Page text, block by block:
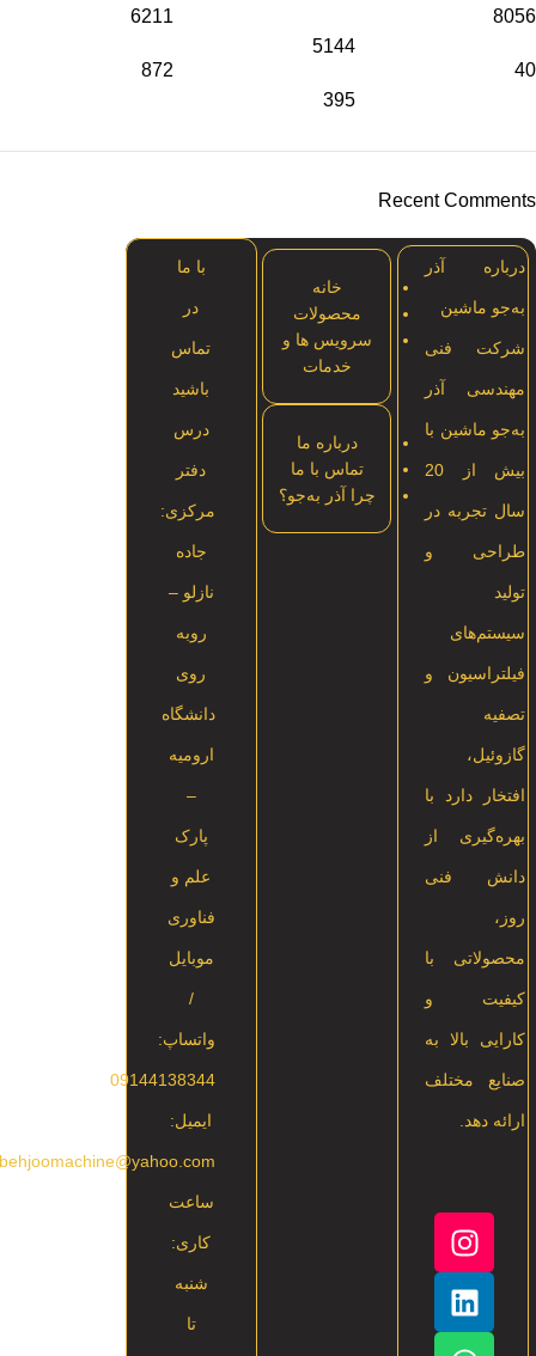
8056
40
5144
395
6211
872
Recent Comments
درباره آذر
به‌جو ماشین
شرکت فنی
مهندسی آذر
به‌جو ماشین با
بیش از 20
سال تجربه در
طراحی و
تولید
سیستم‌های
فیلتراسیون و
تصفیه
گازوئیل،
افتخار دارد با
بهره‌گیری از
دانش فنی
روز،
محصولاتی با
کیفیت و
کارایی بالا به
صنایع مختلف
ارائه دهد.
خانه
محصولات
سرویس ها و
خدمات
درباره ما
تماس با ما
چرا آذر به‌جو؟
با ما
در
تماس
باشید
درس
دفتر
مرکزی:
جاده
نازلو –
روبه
روی
دانشگاه
ارومیه
–
پارک
علم و
فناوری
موبایل
/
واتساپ:
09144138344
ایمیل:
ساعت
کاری:
شنبه
تا